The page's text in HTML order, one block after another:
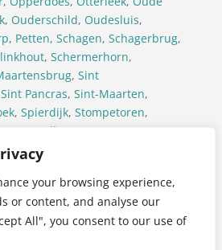
your browsing experience,
or content, and analyse our
All", you consent to our use of
, Ouderschild, Oudesluis,
, Petten, Schagen, Schagerbrug,
, Schermerhorn,
, Sint
Sint Pancras, Sint-Maarten,
, Spierdijk, Stompetoren,
Ursem(Alkmaar)
,’t Veld,
,Wieringerwerf,
, ’t Zand,Zijdewind,Zuid-
,Zuidschermer ,Zwaag,